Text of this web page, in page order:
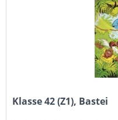
Klasse 42 (Z1), Bastei